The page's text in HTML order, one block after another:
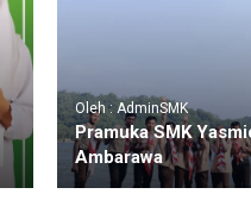
Oleh : AdminSMK
Pramuka SMK
Ambarawa